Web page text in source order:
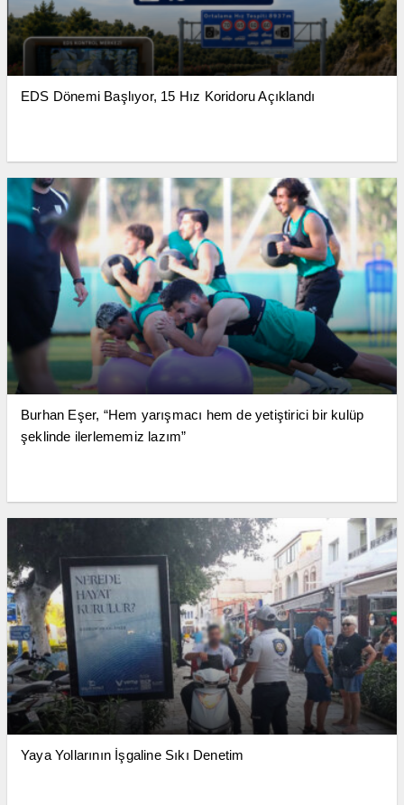
EDS Dönemi Başlıyor, 15 Hız Koridoru Açıklandı
Burhan Eşer, “Hem yarışmacı hem de yetiştirici bir kulüp
şeklinde ilerlememiz lazım”
Yaya Yollarının İşgaline Sıkı Denetim